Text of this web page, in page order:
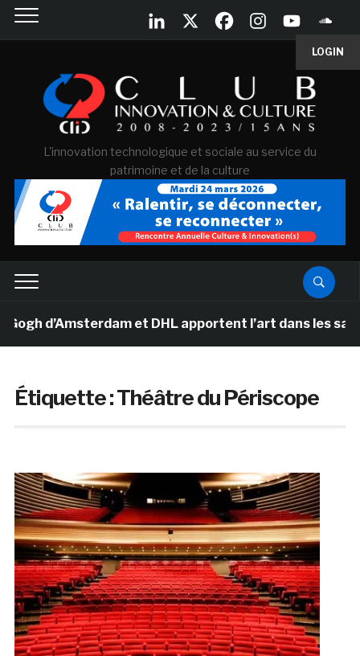
LOGIN
L'innovation technologique et sociale au service du
patrimoine et de la culture
d’Amsterdam et DHL apportent l’art dans les salles
Étiquette :Théâtre du Périscope